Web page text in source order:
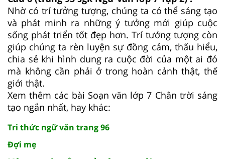
Nhờ có trí tưởng tượng, chúng ta có thể sáng tạo
và phát minh ra những ý tưởng mới giúp cuộc
sống phát triển tốt đẹp hơn. Trí tưởng tượng còn
giúp chúng ta rèn luyện sự đồng cảm, thấu hiểu,
chia sẻ khi hình dung ra cuộc đời của một ai đó
mà không cần phải ở trong hoàn cảnh thật, thế
giới thật.
Xem thêm các bài Soạn văn lớp 7 Chân trời sáng
tạo ngắn nhất, hay khác:
Tri thức ngữ văn trang 96
Đợi mẹ